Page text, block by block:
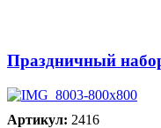
Праздничный
Артикул: 2416